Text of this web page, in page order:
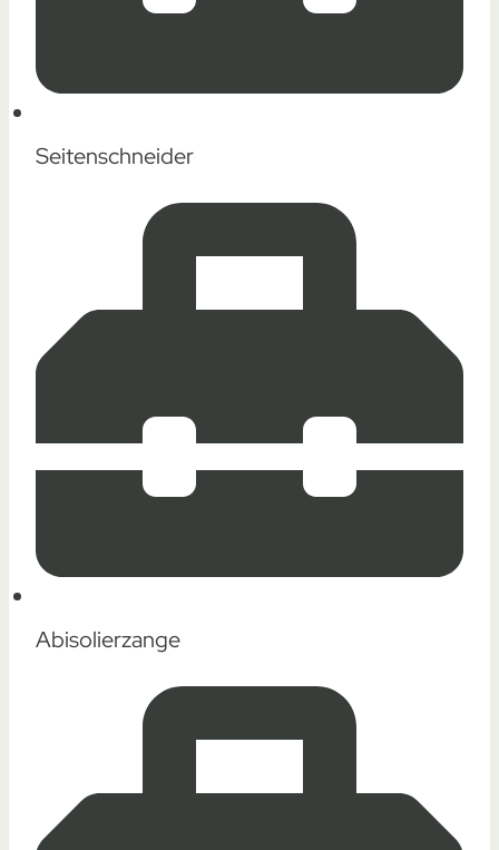
Seitenschneider
Abisolierzange